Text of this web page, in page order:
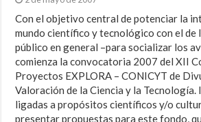
Con el objetivo central de potenciar la
mundo científico y tecnológico con el de
público en general –para socializar los
comienza la convocatoria 2007 del XII
Proyectos EXPLORA – CONICYT de
Valoración de la Ciencia y la
ligadas a propósitos científicos y/o
presentar propuestas para este fondo,